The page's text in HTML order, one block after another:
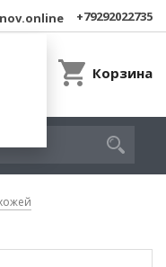
+79292022735
Корзина